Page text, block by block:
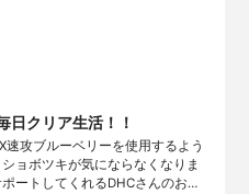
日クリア生活！！
攻ブルーベリーを使用するよう
ョボツキが気にならなくなりま
ートしてくれるDHCさんのお…